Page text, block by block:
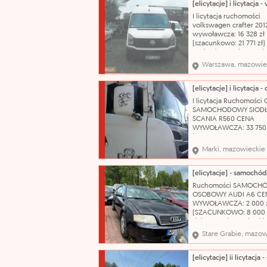
obsługa urządzeń
takich jak drukarki,
kserokopiarki, skanery;
przyjmowanie i
I licytacja ruchomości
volkswagen crafter
wywoławcza: 16 328 zł
(szacunkowo: 21 771
wycieków.
stanie
wieku i przebiegu
Powłoka lakiernicza w
dobrym z widocznymi
zarysowań, niewielkie
Warszawa,
I licytacja Ruchomości
SAMOCHODOWY
SCANIA R560 CENA
WYWOŁAWCZA: 33 750
Pojazd uszkodzony.
kluczyk Nazwa
Ciągnik siodłowy
Model: SERIA R
ciągnik siodłowy
silnika: 15607 cm³
paliwa: olej nap
Marki, mazowieckie
Ruchomości
OSOBOWY AUDI A6
WYWOŁAWCZA: 2 000
(SZACUNKOWO: 8 000
Nazwa katalogowa:
osobowy Marka: Audi
A6 Typ nadwozia:
Pojemność silnika:
Stare Grabie,